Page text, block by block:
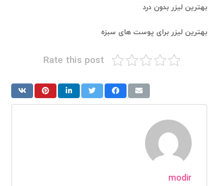
بهترین لیزر بدون درد
بهترین لیزر برای پوست های سبزه
Rate this post
modir